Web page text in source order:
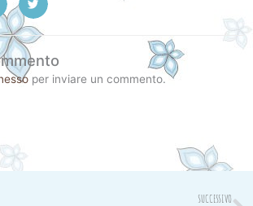
per inviare un commento.
SUCCESSIVO